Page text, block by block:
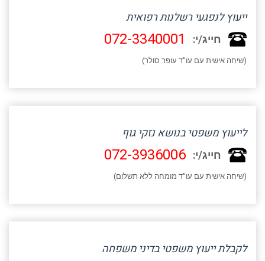
ייעוץ לנפגעי רשלנות רפואית
חייג/י: 072-3340001
(שיחה אישית עם עו"ד עופר סולר)
לייעוץ משפטי בנושא נזקי גוף
חייג/י: 072-3936006
(שיחה אישית עם עו"ד מומחה ללא תשלום)
לקבלת ייעוץ משפטי בדיני משפחה